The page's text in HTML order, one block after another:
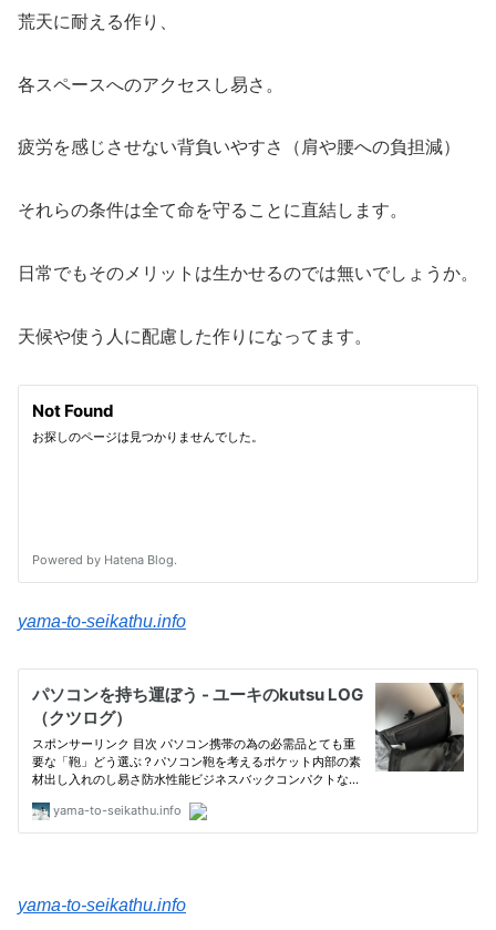
荒天に耐える作り、
各スペースへのアクセスし易さ。
疲労を感じさせない背負いやすさ（肩や腰への負担減）
それらの条件は全て命を守ることに直結します。
日常でもそのメリットは生かせるのでは無いでしょうか。
天候や使う人に配慮した作りになってます。
yama-to-seikathu.info
yama-to-seikathu.info